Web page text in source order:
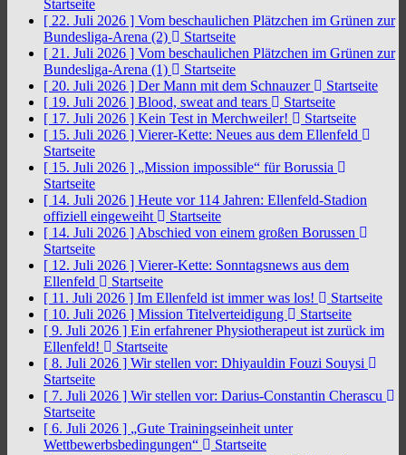
Startseite
[ 22. Juli 2026 ] Vom beschaulichen Plätzchen im Grünen zur
Bundesliga-Arena (2)
Startseite
[ 21. Juli 2026 ] Vom beschaulichen Plätzchen im Grünen zur
Bundesliga-Arena (1)
Startseite
[ 20. Juli 2026 ] Der Mann mit dem Schnauzer
Startseite
[ 19. Juli 2026 ] Blood, sweat and tears
Startseite
[ 17. Juli 2026 ] Kein Test in Merchweiler!
Startseite
[ 15. Juli 2026 ] Vierer-Kette: Neues aus dem Ellenfeld
Startseite
[ 15. Juli 2026 ] „Mission impossible“ für Borussia
Startseite
[ 14. Juli 2026 ] Heute vor 114 Jahren: Ellenfeld-Stadion
offiziell eingeweiht
Startseite
[ 14. Juli 2026 ] Abschied von einem großen Borussen
Startseite
[ 12. Juli 2026 ] Vierer-Kette: Sonntagsnews aus dem
Ellenfeld
Startseite
[ 11. Juli 2026 ] Im Ellenfeld ist immer was los!
Startseite
[ 10. Juli 2026 ] Mission Titelverteidigung
Startseite
[ 9. Juli 2026 ] Ein erfahrener Physiotherapeut ist zurück im
Ellenfeld!
Startseite
[ 8. Juli 2026 ] Wir stellen vor: Dhiyauldin Fouzi Souysi
Startseite
[ 7. Juli 2026 ] Wir stellen vor: Darius-Constantin Cherascu
Startseite
[ 6. Juli 2026 ] „Gute Trainingseinheit unter
Wettbewerbsbedingungen“
Startseite